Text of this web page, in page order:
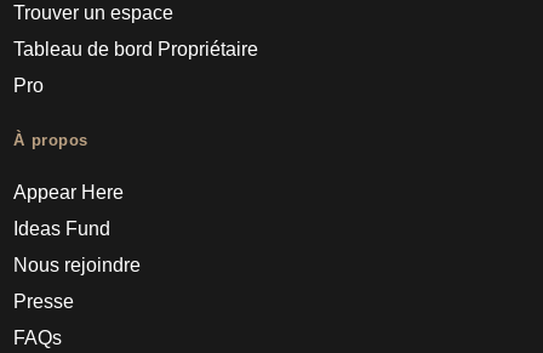
Trouver un espace
Tableau de bord Propriétaire
Pro
À propos
Appear Here
Ideas Fund
Nous rejoindre
Presse
FAQs